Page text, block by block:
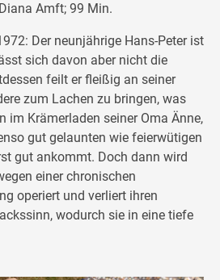
Amft; 99 Min.
Der neunjährige Hans-Peter ist
sich davon aber nicht die
feilt er fleißig an seiner
zum Lachen zu bringen, was
im Krämerladen seiner Oma Änne,
gut gelaunten wie feierwütigen
gut ankommt. Doch dann wird
einer chronischen
operiert und verliert ihren
wodurch sie in eine tiefe